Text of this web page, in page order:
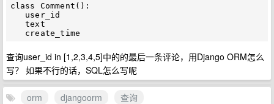
class Comment():
   user_id
   text
查询user_id in [1,2,3,4,5]中的的最后一条评论，用Django ORM怎么
写？ 如果不行的话，SQL怎么写呢
orm djangoorm
查询